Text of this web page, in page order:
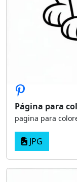
Página para
pagina para
JPG